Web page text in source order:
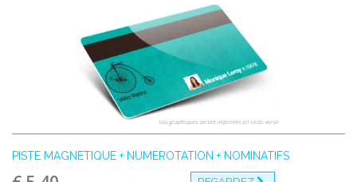
Vos graphiques seront imprimés en recto verso
PISTE MAGNÉTIQUE + NUMÉROTATION + NOMINATIFS